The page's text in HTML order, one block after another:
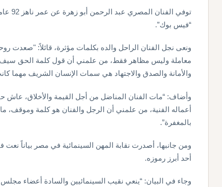
توفي
“فيس بوك”.
ونعى نجل الفنان الراحل والده بكلمات مؤثرة، قائلاً: "صعدت
معاملة وليس مظاهر فقط، من علمني أن قول كلمة الحق سيف
والأمانة والصدق والاجتهاد هي سمات الإنسان الشريف مهما
وأضاف: “مات الفنان المناضل من أجل القيمة والأخلاق، عاش
أعماله الفنية، من علمني أن الرجل والفنان هو كلمة وموقف،
بالمغفرة”.
ومن جانبها، أصدرت نقابة المهن السينمائية في مصر بياناً
أحد أبرز رموزه.
وجاء في البيان: “ينعي نقيب السينمائيين والسادة أعضاء مجلس